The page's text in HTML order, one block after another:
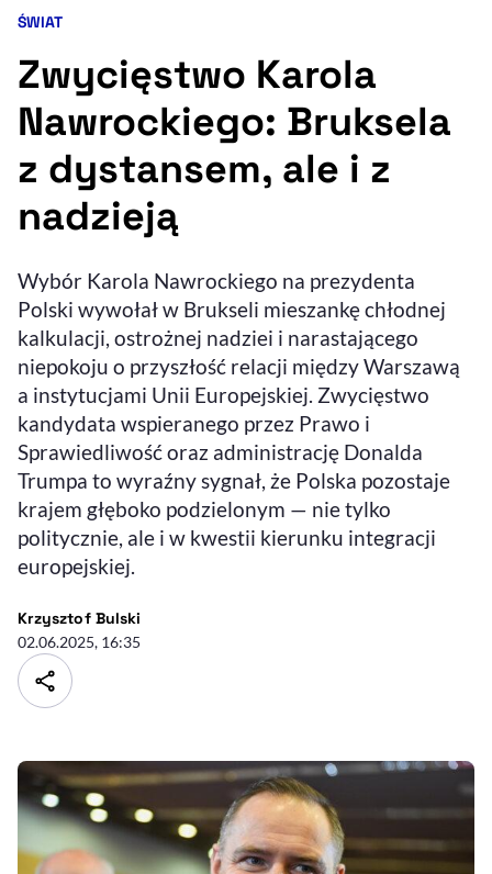
Ułatwienia dostępności wspierają:
Sprawdź, jak i dlaczego zwiększamy dostępność , otwiera się w nowym
Deklaracja dostępności, otwiera się w nowym oknie
Zgłoś problem
, otwiera się w
Kategoria artykułu:
ŚWIAT
Zwycięstwo Karola
Nawrockiego: Bruksela
z dystansem, ale i z
nadzieją
Wybór Karola Nawrockiego na prezydenta
Polski wywołał w Brukseli mieszankę chłodnej
kalkulacji, ostrożnej nadziei i narastającego
niepokoju o przyszłość relacji między Warszawą
a instytucjami Unii Europejskiej. Zwycięstwo
kandydata wspieranego przez Prawo i
Sprawiedliwość oraz administrację Donalda
Trumpa to wyraźny sygnał, że Polska pozostaje
krajem głęboko podzielonym — nie tylko
politycznie, ale i w kwestii kierunku integracji
europejskiej.
Krzysztof Bulski
02.06.2025, 16:35